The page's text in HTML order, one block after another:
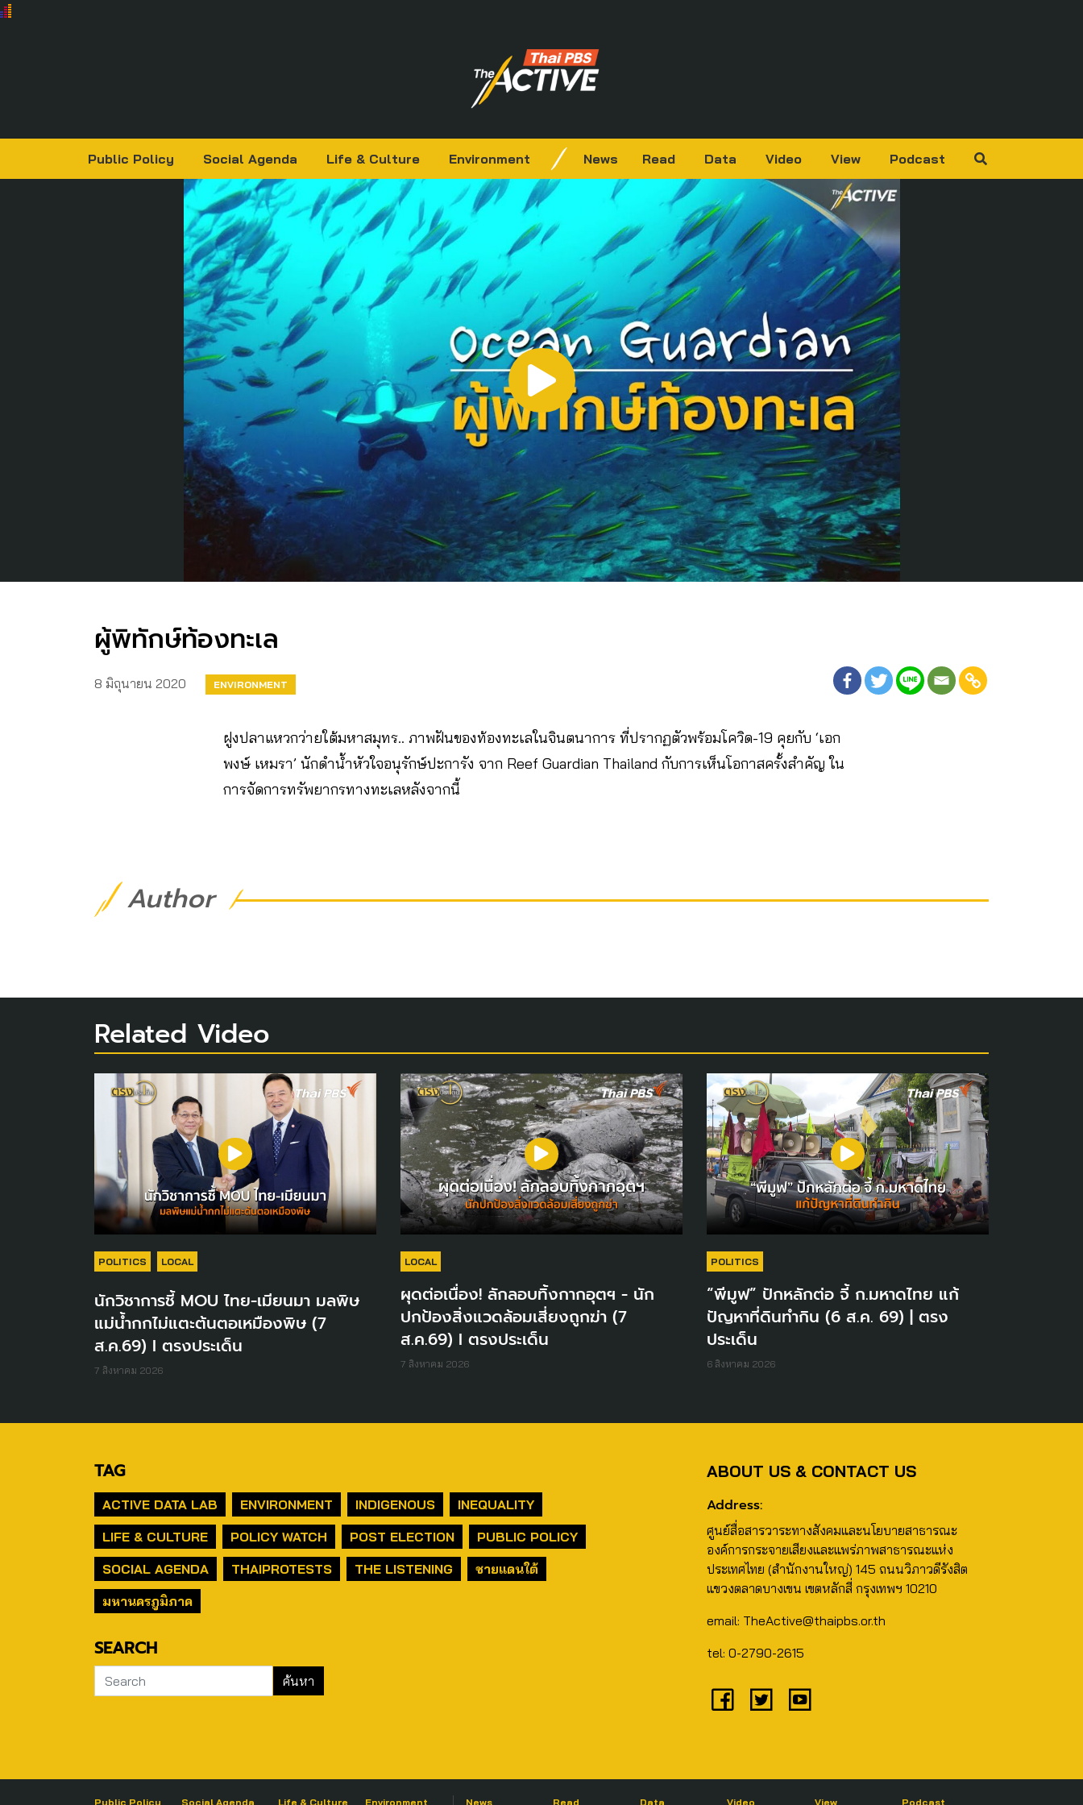
Public Policy Social Agenda Life & Culture Environment News Read Data Video View Podcast
ผู้พิทักษ์ท้องทะเล
8 มิถุนายน 2020 ENVIRONMENT
ฝูงปลาแหวกว่ายใต้มหาสมุทร.. ภาพฝันของท้องทะเลในจินตนาการ ที่ปรากฏตัวพร้อมโควิด-19 คุยกับ ‘เอก
พงษ์ เหมรา’ นักดำน้ำหัวใจอนุรักษ์ปะการัง จาก Reef Guardian Thailand กับการเห็นโอกาสครั้งสำคัญ ใน
การจัดการทรัพยากรทางทะเลหลังจากนี้
Author
Related Video
POLITICS LOCAL
นักวิชาการชี้ MOU ไทย-เมียนมา มลพิษ
แม่น้ำกกไม่แตะต้นตอเหมืองพิษ (7
ส.ค.69) I ตรงประเด็น
7 สิงหาคม 2026
LOCAL
ผุดต่อเนื่อง! ลักลอบทิ้งกากอุตฯ - นัก
ปกป้องสิ่งแวดล้อมเสี่ยงถูกฆ่า (7
ส.ค.69) I ตรงประเด็น
7 สิงหาคม 2026
POLITICS
“พีมูฟ” ปักหลักต่อ จี้ ก.มหาดไทย แก้
ปัญหาที่ดินทำกิน (6 ส.ค. 69) | ตรง
ประเด็น
6 สิงหาคม 2026
TAG
ACTIVE DATA LAB ENVIRONMENT INDIGENOUS
INEQUALITY
LIFE & CULTURE
POLICY WATCH POST ELECTION
PUBLIC POLICY
SOCIAL AGENDA
THAIPROTESTS THE LISTENING
ชายแดนใต้
มหานครภูมิภาค
SEARCH
ABOUT US & CONTACT US
Address:
ศูนย์สื่อสารวาระทางสังคมและนโยบายสาธารณะ
องค์การกระจายเสียงและแพร่ภาพสาธารณะแห่ง
ประเทศไทย (สำนักงานใหญ่) 145 ถนนวิภาวดีรังสิต
แขวงตลาดบางเขน เขตหลักสี่ กรุงเทพฯ 10210
email: TheActive@thaipbs.or.th
tel: 0-2790-2615
Public Policy Social Agenda Life & Culture Environment News Read Data Video View Podcast